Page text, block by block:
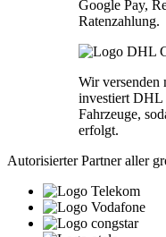
Google Pay,
Ratenzahlung.
Wir versenden
investiert DHL
Fahrzeuge,
erfolgt.
Autorisierter Partner aller